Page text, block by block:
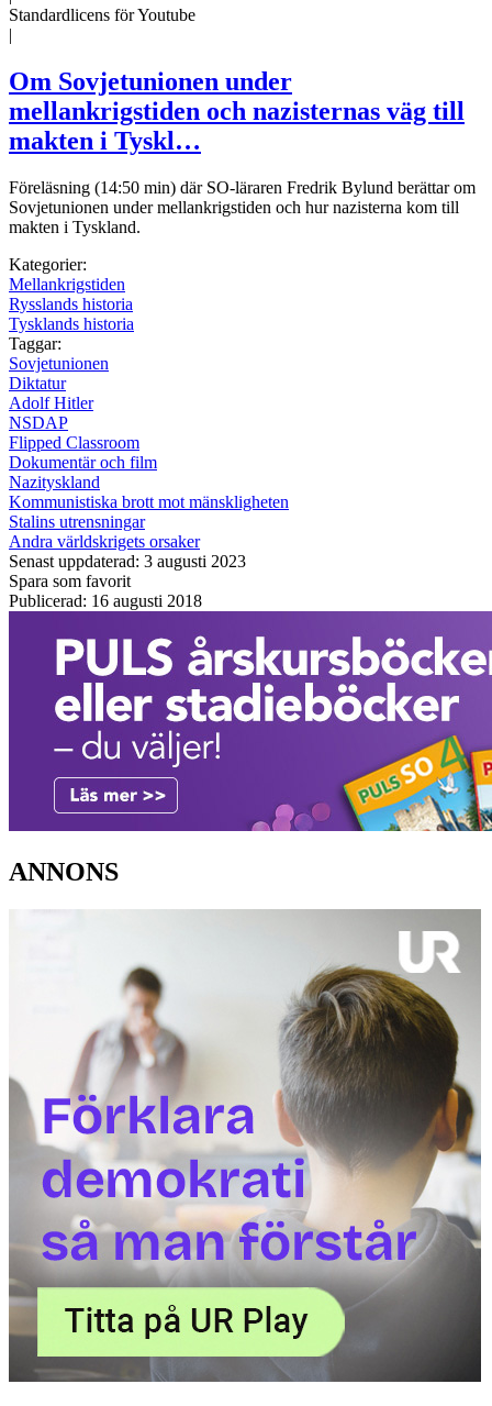
Standardlicens för Youtube
|
Om Sovjetunionen under
mellankrigstiden och nazisternas väg till
makten i Tyskl…
Föreläsning (14:50 min) där SO-läraren Fredrik Bylund berättar om
Sovjetunionen under mellankrigstiden och hur nazisterna kom till
makten i Tyskland.
Kategorier:
Mellankrigstiden
Rysslands historia
Tysklands historia
Taggar:
Sovjetunionen
Diktatur
Adolf Hitler
NSDAP
Flipped Classroom
Dokumentär och film
Nazityskland
Kommunistiska brott mot mänskligheten
Stalins utrensningar
Andra världskrigets orsaker
Senast uppdaterad: 3 augusti 2023
Spara som favorit
Publicerad: 16 augusti 2018
ANNONS